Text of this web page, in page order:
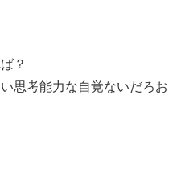
？
思考能力な自覚ないだろお